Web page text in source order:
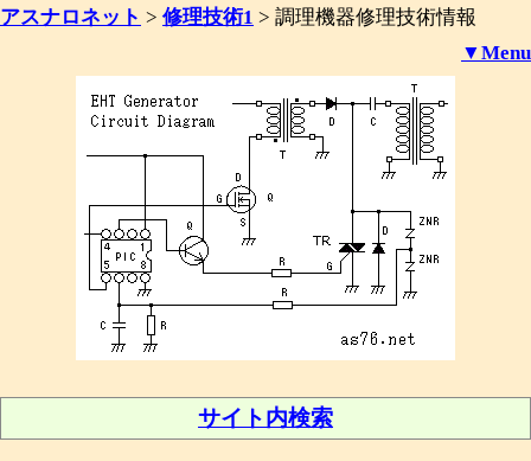
アスナロネット > 修理技術1 > 調理機器修理技術情報
▼Menu
サイト内検索